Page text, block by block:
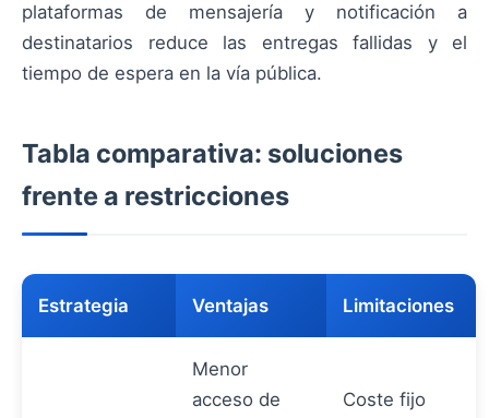
plataformas de mensajería y notificación a
destinatarios reduce las entregas fallidas y el
tiempo de espera en la vía pública.
Tabla comparativa: soluciones
frente a restricciones
Estrategia Ventajas Limitaciones
Menor
acceso de
Coste fijo